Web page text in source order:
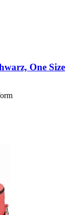
One Size